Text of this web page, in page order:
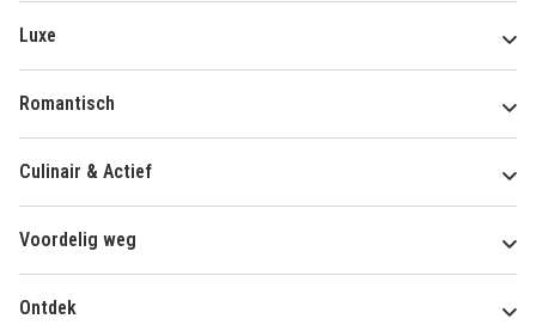
Luxe
Romantisch
Culinair & Actief
Voordelig weg
Ontdek